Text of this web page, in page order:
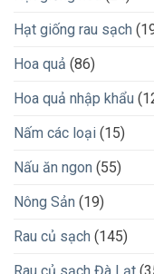
Hạt giống rau sạch
Hoa quả (86)
Hoa quả nhập khẩu
Nấm các loại (15)
Nấu ăn ngon (55)
Nông Sản (19)
Rau củ sạch (145)